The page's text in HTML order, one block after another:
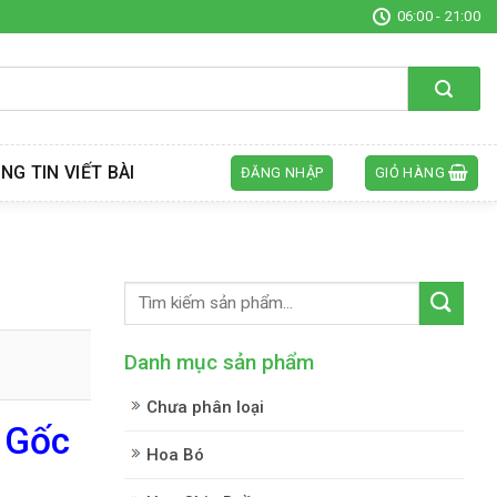
06:00 - 21:00
TIN VIẾT BÀI ĐĂNG NHẬP GIỎ HÀNG
Danh mục sản phẩm
Chưa phân loại
Hoa Bó